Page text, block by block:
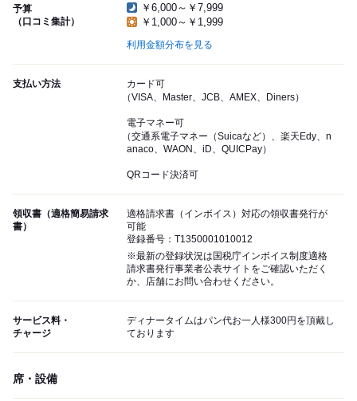
予算
（口コミ集計）
￥6,000～￥7,999
￥1,000～￥1,999
利用金額分布を見る
支払い方法
カード可
（VISA、Master、JCB、AMEX、Diners）
電子マネー可
（交通系電子マネー（Suicaなど）、楽天Edy、n
anaco、WAON、iD、QUICPay）
QRコード決済可
領収書（適格簡易請求
書）
適格請求書（インボイス）対応の領収書発行が
可能
登録番号：T1350001010012
※最新の登録状況は国税庁インボイス制度適格
請求書発行事業者公表サイトをご確認いただく
か、店舗にお問い合わせください。
サービス料・
チャージ
ディナータイムはパン代お一人様300円を頂戴し
ております
席・設備